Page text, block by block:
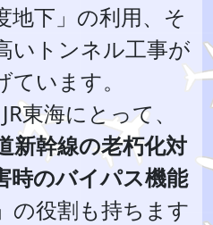
地下」の利用、そ
いトンネル工事が
います。
JR東海にとって、
新幹線の老朽化対
時のバイパス機能
の役割も持ちます